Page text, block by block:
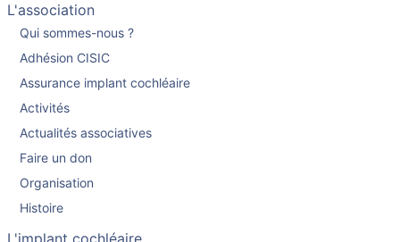
L'association
Qui sommes-nous ?
Adhésion CISIC
Assurance implant cochléaire
Activités
Actualités associatives
Faire un don
Organisation
Histoire
L'implant cochléaire